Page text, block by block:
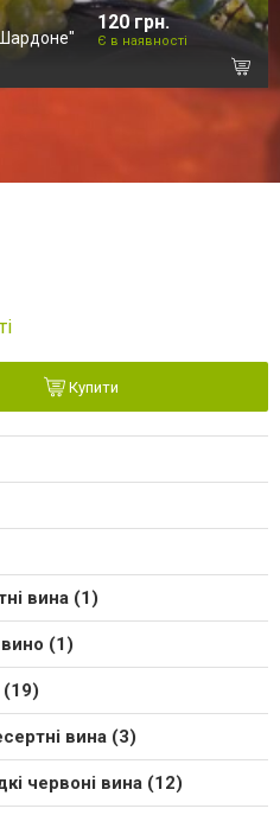
120 грн.
Є в наявності
Купити
вина (1)
(1)
(19)
вина (3)
червоні вина (12)